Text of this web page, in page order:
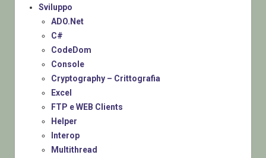
Sviluppo
ADO.Net
C#
CodeDom
Console
Cryptography – Crittografia
Excel
FTP e WEB Clients
Helper
Interop
Multithread